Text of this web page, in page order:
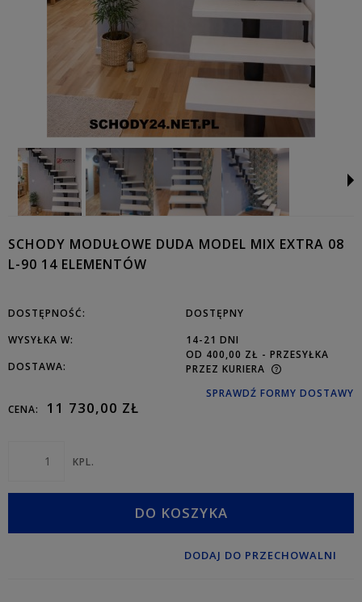
SCHODY MODUŁOWE DUDA MODEL MIX EXTRA 08
L-90 14 ELEMENTÓW
DOSTĘPNOŚĆ:
DOSTĘPNY
WYSYŁKA W:
14-21 DNI
DOSTAWA:
OD 400,00 ZŁ - PRZESYŁKA
PRZEZ KURIERA
SPRAWDŹ FORMY DOSTAWY
CENA:
11 730,00 ZŁ
KPL.
DO KOSZYKA
DODAJ DO PRZECHOWALNI